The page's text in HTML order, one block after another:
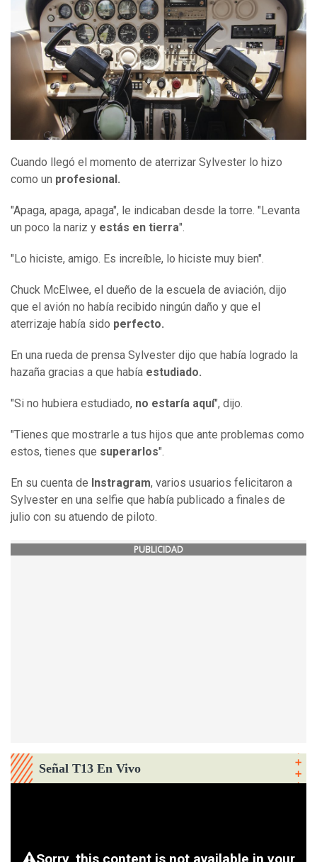
Cuando llegó el momento de aterrizar Sylvester lo hizo
como un profesional.
"Apaga, apaga, apaga", le indicaban desde la torre. "Levanta
un poco la nariz y estás en tierra".
"Lo hiciste, amigo. Es increíble, lo hiciste muy bien".
Chuck McElwee, el dueño de la escuela de aviación, dijo
que el avión no había recibido ningún daño y que el
aterrizaje había sido perfecto.
En una rueda de prensa Sylvester dijo que había logrado la
hazaña gracias a que había estudiado.
"Si no hubiera estudiado, no estaría aquí", dijo.
"Tienes que mostrarle a tus hijos que ante problemas como
estos, tienes que superarlos".
En su cuenta de Instragram, varios usuarios felicitaron a
Sylvester en una selfie que había publicado a finales de
julio con su atuendo de piloto.
PUBLICIDAD
Señal T13 En Vivo